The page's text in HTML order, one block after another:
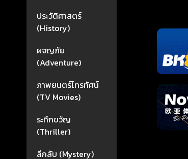
ประวัติศาสตร์
(History)
ผจญภัย
(Adventure)
ภาพยนตร์โทรทัศน์
(TV Movies)
ระทึกขวัญ
(Thriller)
ลึกลับ (Mystery)